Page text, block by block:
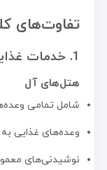
تفاوت‌های
1. خدمات غذایی
هتل‌های آل
شامل تمامی
وعده‌های غذایی
نوشیدنی‌های